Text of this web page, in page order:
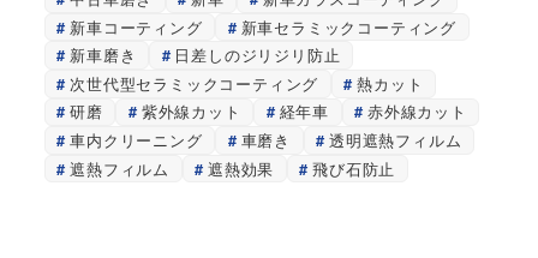
新車コーティング
新車セラミックコーティング
新車磨き
日差しのジリジリ防止
次世代型セラミックコーティング
熱カット
研磨
紫外線カット 経年車
赤外線カット
車内クリーニング
車磨き
透明遮熱フィルム
遮熱フィルム
遮熱効果 飛び石防止